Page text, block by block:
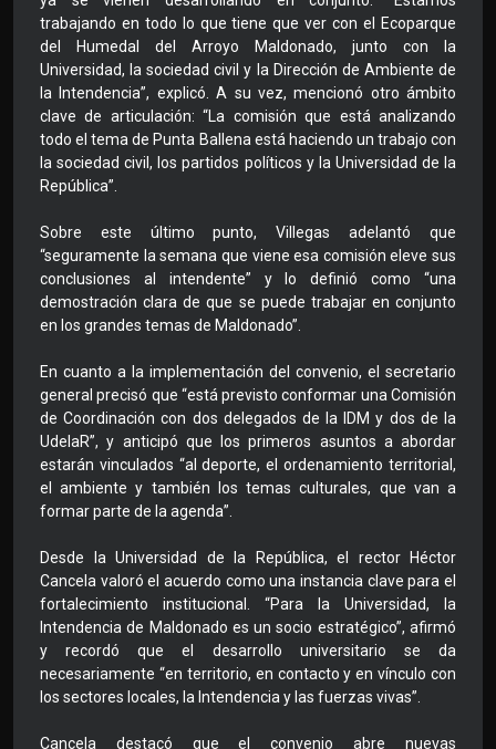
trabajando en todo lo que tiene que ver con el Ecoparque
del Humedal del Arroyo Maldonado, junto con la
Universidad, la sociedad civil y la Dirección de Ambiente de
la Intendencia”, explicó. A su vez, mencionó otro ámbito
clave de articulación: “La comisión que está analizando
todo el tema de Punta Ballena está haciendo un trabajo con
la sociedad civil, los partidos políticos y la Universidad de la
República”.
Sobre este último punto, Villegas adelantó que
“seguramente la semana que viene esa comisión eleve sus
conclusiones al intendente” y lo definió como “una
demostración clara de que se puede trabajar en conjunto
en los grandes temas de Maldonado”.
En cuanto a la implementación del convenio, el secretario
general precisó que “está previsto conformar una Comisión
de Coordinación con dos delegados de la IDM y dos de la
UdelaR”, y anticipó que los primeros asuntos a abordar
estarán vinculados “al deporte, el ordenamiento territorial,
el ambiente y también los temas culturales, que van a
formar parte de la agenda”.
Desde la Universidad de la República, el rector Héctor
Cancela valoró el acuerdo como una instancia clave para el
fortalecimiento institucional. “Para la Universidad, la
Intendencia de Maldonado es un socio estratégico”, afirmó
y recordó que el desarrollo universitario se da
necesariamente “en territorio, en contacto y en vínculo con
los sectores locales, la Intendencia y las fuerzas vivas”.
Cancela destacó que el convenio abre nuevas